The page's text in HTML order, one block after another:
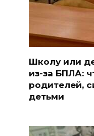
Школу или
из-за БПЛА:
родителей,
детьми